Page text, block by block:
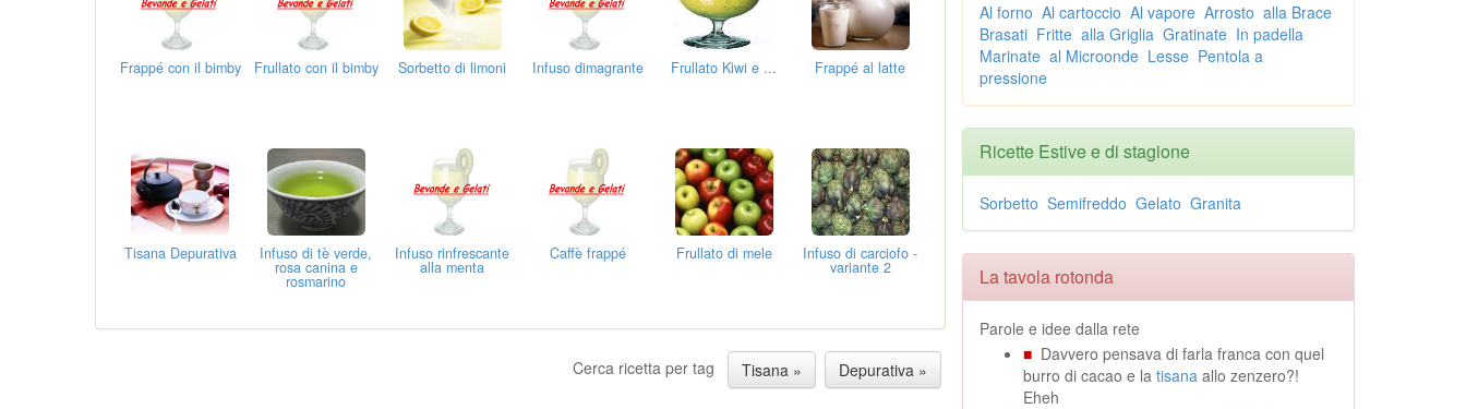
Frappé con il bimby Frullato con il bimby Sorbetto di limoni Infuso dimagrante Frullato Kiwi e ... Frappé al latte
Tisana Depurativa Infuso di tè verde,
rosa canina e
rosmarino
Infuso rinfrescante
alla menta
Caffè frappé Frullato di mele Infuso di carciofo -
variante 2
Cerca ricetta per tag Tisana » Depurativa »
Al forno Al cartoccio Al vapore Arrosto alla Brace
Brasati Fritte alla Griglia Gratinate In padella
Marinate al Microonde Lesse Pentola a
pressione
Ricette Estive e di stagione
Sorbetto Semifreddo Gelato Granita
La tavola rotonda
Parole e idee dalla rete
■ Davvero pensava di farla franca con quel
burro di cacao e la tisana allo zenzero?!
Eheh